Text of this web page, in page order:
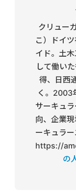
クリュー
こ）ドイ
イド。土
して働い
得、日西
く。2003
サーキュ
向、企業
ーキュラ
https://
の